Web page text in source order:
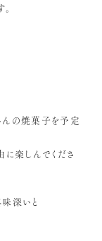
んの焼菓子を予定
に楽しんでくださ
深いと